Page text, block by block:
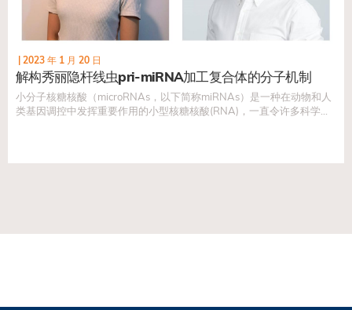
2023 年 1 月 20 日
解构秀丽隐杆线虫pri-miRNA加工复合体的分子机制
小分子核糖核酸（microRNAs，以下简称miRNAs）是一种在动物和人
类基因调控中发挥重要作用的小型核糖核酸(RNA)，一直令许多科学家
键。